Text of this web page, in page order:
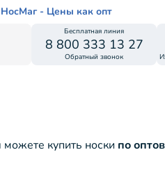
- Цены как опт
Бесплатная линия
8 800 333 13 27
Обратный звонок
купить носки по